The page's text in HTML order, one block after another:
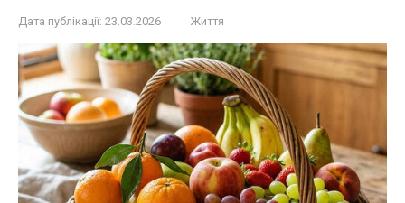
Дата публікації: 23.03.2026 Життя